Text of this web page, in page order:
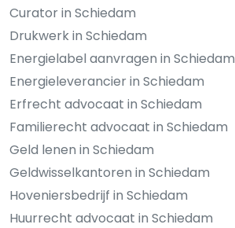
Curator in Schiedam
Drukwerk in Schiedam
Energielabel aanvragen in Schiedam
Energieleverancier in Schiedam
Erfrecht advocaat in Schiedam
Familierecht advocaat in Schiedam
Geld lenen in Schiedam
Geldwisselkantoren in Schiedam
Hoveniersbedrijf in Schiedam
Huurrecht advocaat in Schiedam